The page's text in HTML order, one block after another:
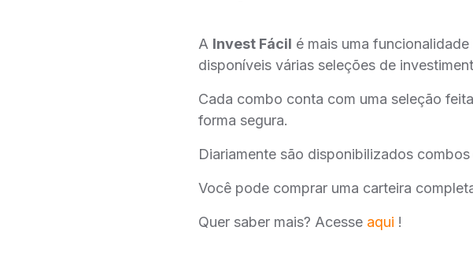
A Invest Fácil é mais uma
disponíveis várias seleções de
Cada combo conta com uma seleção
forma segura.
Diariamente são disponibilizados
Você pode comprar uma carteira
Quer saber mais? Acesse aqui !